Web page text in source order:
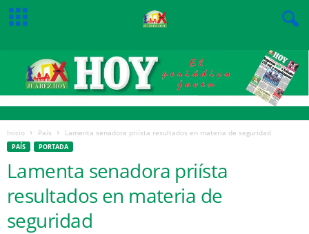
Inicio País Lamenta senadora priísta resultados en materia de seguridad
PAÍS PORTADA
Lamenta senadora priísta
resultados en materia de
seguridad